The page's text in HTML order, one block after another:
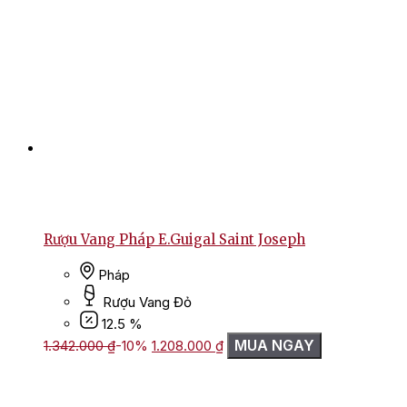
Rượu Vang Pháp E.Guigal Saint Joseph
Pháp
Rượu Vang Đỏ
12.5 %
1.342.000₫-10% Giá
gốc
1.208.000 ₫Giá
hiện
MUA NGAY